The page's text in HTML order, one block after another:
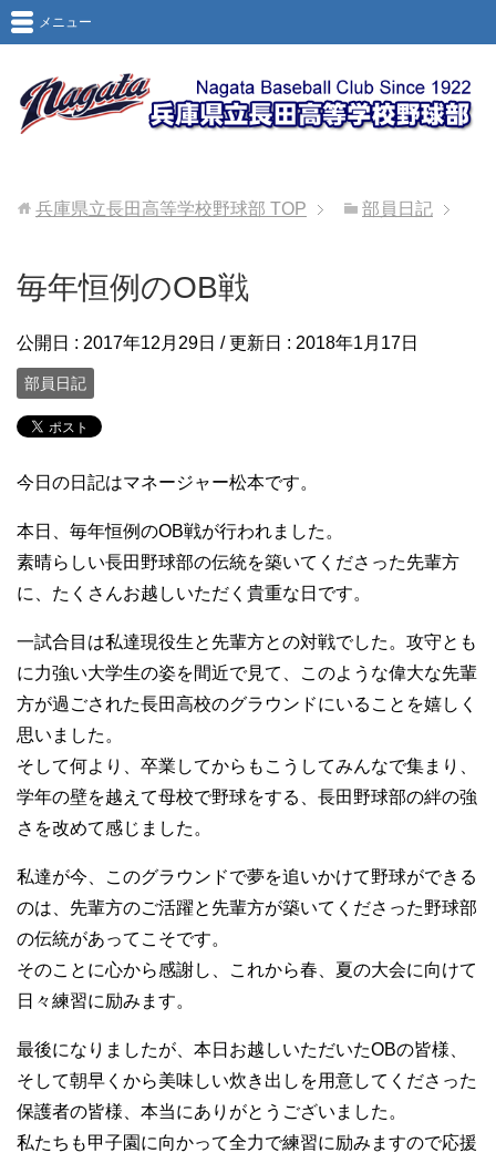
メニュー
兵庫県立長田高等学校野球部 TOP 部員日記
毎年恒例のOB戦
公開日 : 2017年12月29日 / 更新日 : 2018年1月17日
部員日記
今日の日記はマネージャー松本です。
本日、毎年恒例のOB戦が行われました。
素晴らしい長田野球部の伝統を築いてくださった先輩方
に、たくさんお越しいただく貴重な日です。
一試合目は私達現役生と先輩方との対戦でした。攻守とも
に力強い大学生の姿を間近で見て、このような偉大な先輩
方が過ごされた長田高校のグラウンドにいることを嬉しく
思いました。
そして何より、卒業してからもこうしてみんなで集まり、
学年の壁を越えて母校で野球をする、長田野球部の絆の強
さを改めて感じました。
私達が今、このグラウンドで夢を追いかけて野球ができる
のは、先輩方のご活躍と先輩方が築いてくださった野球部
の伝統があってこそです。
そのことに心から感謝し、これから春、夏の大会に向けて
日々練習に励みます。
最後になりましたが、本日お越しいただいたOBの皆様、
そして朝早くから美味しい炊き出しを用意してくださった
保護者の皆様、本当にありがとうございました。
私たちも甲子園に向かって全力で練習に励みますので応援